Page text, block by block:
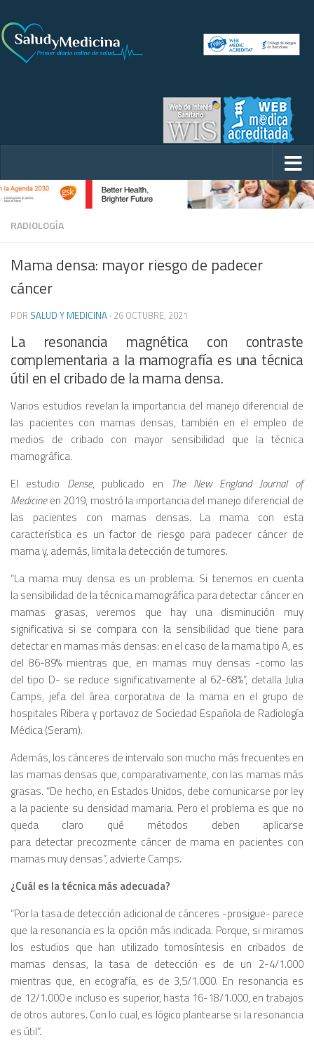
RADIOLOGÍA
Mama densa: mayor riesgo de padecer
cáncer
POR SALUD Y MEDICINA · 26 OCTUBRE, 2021
La resonancia magnética con contraste
complementaria a la mamografía es una técnica
útil en el cribado de la mama densa.
Varios estudios revelan la importancia del manejo diferencial de
las pacientes con mamas densas, también en el empleo de
medios de cribado con mayor sensibilidad que la técnica
mamográfica.
El estudio Dense, publicado en The New England Journal of
Medicineen 2019, mostró la importancia del manejo diferencial de
las pacientes con mamas densas. La mama con esta
característica es un factor de riesgo para padecer cáncer de
mama y, además, limita la detección de tumores.
“La mama muy densa es un problema. Si tenemos en cuenta
la sensibilidad de la técnica mamográfica para detectar cáncer en
mamas grasas, veremos que hay una disminución muy
significativa si se compara con la sensibilidad que tiene para
detectar en mamas más densas: en el caso de la mama tipo A, es
del 86-89% mientras que, en mamas muy densas -como las
del tipo D- se reduce significativamente al 62-68%”, detalla Julia
Camps, jefa del área corporativa de la mama en el grupo de
hospitales Ribera y portavoz de Sociedad Española de Radiología
Médica (Seram).
Además, los cánceres de intervalo son mucho más frecuentes en
las mamas densas que, comparativamente, con las mamas más
grasas. “De hecho, en Estados Unidos, debe comunicarse por ley
a la paciente su densidad mamaria. Pero el problema es que no
queda claro qué métodos deben aplicarse
para detectar precozmente cáncer de mama en pacientes con
mamas muy densas”, advierte Camps.
¿Cuál es la técnica más adecuada?
“Por la tasa de detección adicional de cánceres -prosigue- parece
que la resonancia es la opción más indicada. Porque, si miramos
los estudios que han utilizado tomosíntesis en cribados de
mamas densas, la tasa de detección es de un 2-4/1.000
mientras que, en ecografía, es de 3,5/1.000. En resonancia es
de 12/1.000 e incluso es superior, hasta 16-18/1.000, en trabajos
de otros autores. Con lo cual, es lógico plantearse si la resonancia
es útil”.